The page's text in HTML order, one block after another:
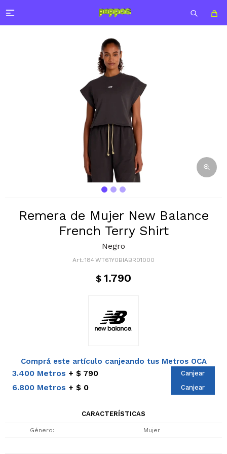

Remera de Mujer New Balance
French Terry Shirt
Negro
184.WT61Y0BIABR01000
$ 1.790
Comprá este artículo canjeando tus Metros OCA
3.400 Metros $ 790 Canjear
6.800 Metros $ 0 Canjear
CARACTERÍSTICAS
Género Mujer